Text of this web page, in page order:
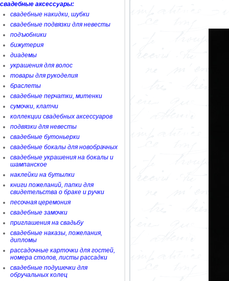
свадебные аксессуары:
свадебные накидки, шубки
свадебные подвязки для невесты
подъюбники
бижутерия
диадемы
украшения для волос
товары для рукоделия
браслеты
свадебные перчатки, митенки
сумочки, клатчи
коллекции свадебных аксессуаров
подвязки для невесты
свадебные бутоньерки
свадебные бокалы для новобрачных
свадебные украшения на бокалы и
шампанское
наклейки на бутылки
книги пожеланий, папки для
свидетельства о браке и ручки
песочная церемония
свадебные замочки
приглашения на свадьбу
свадебные наказы, пожелания,
дипломы
рассадочные карточки для гостей,
номера столов, листы рассадки
свадебные подушечки для
обручальных колец